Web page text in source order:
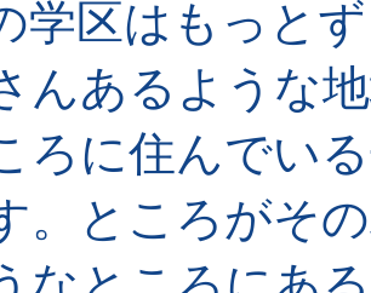
学区はもっと
んあるような
ろに住んでい
。ところがそ